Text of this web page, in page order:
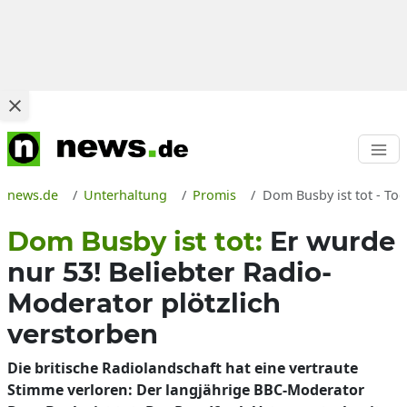
news.de Unterhaltung Promis Dom Busby ist tot -
Dom Busby ist tot: Er wurde
nur 53! Beliebter Radio-
Moderator plötzlich
verstorben
Die britische Radiolandschaft hat eine vertraute
Stimme verloren: Der langjährige BBC-Moderator